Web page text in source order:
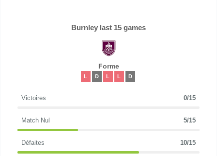
Burnley last 15 games
Forme
L D L L D
Victoires 0/15
Match Nul 5/15
Défaites 10/15